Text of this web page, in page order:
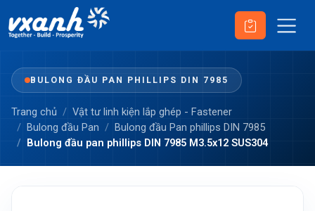
BULONG ĐẦU PAN PHILLIPS DIN 7985
Trang chủ
Vật tư linh kiện lắp ghép - Fastener
Bulong đầu Pan
Bulong đầu Pan phillips DIN 7985
Bulong đầu pan phillips DIN 7985 M3.5x12 SUS304